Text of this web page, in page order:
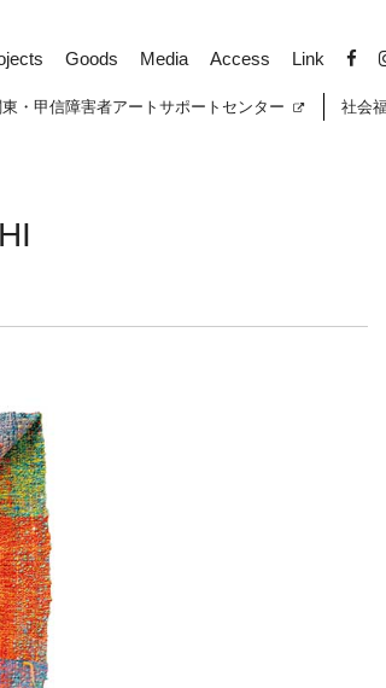
Goods Media Access Link
・甲信障害者アートサポートセンター 社会